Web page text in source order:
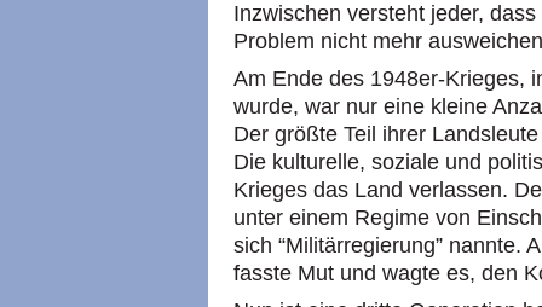
Inzwischen versteht jeder,
Problem nicht mehr
Am Ende des 1948er-Krieges,
wurde, war nur eine kleine
Der größte Teil ihrer
Die kulturelle, soziale und
Krieges das Land verlassen.
unter einem Regime von
sich “Militärregierung” nannte.
fasste Mut und wagte es, den